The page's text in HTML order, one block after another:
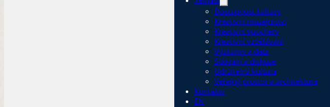
Dostupnost kultury
Kreativní muzejnictví
Kreativní vouchery
Kreativní vzdělávání
Výzkumy a data
Síťování a diskuze
Udržitelná kultura
Veřejný prostor a architektura
Kontakty
EN